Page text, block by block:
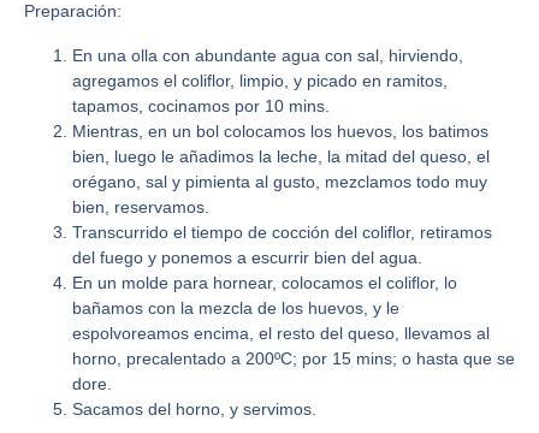
Preparación:
En una olla con abundante agua con sal, hirviendo,
agregamos el coliflor, limpio, y picado en ramitos,
tapamos, cocinamos por 10 mins.
Mientras, en un bol colocamos los huevos, los batimos
bien, luego le añadimos la leche, la mitad del queso, el
orégano, sal y pimienta al gusto, mezclamos todo muy
bien, reservamos.
Transcurrido el tiempo de cocción del coliflor, retiramos
del fuego y ponemos a escurrir bien del agua.
En un molde para hornear, colocamos el coliflor, lo
bañamos con la mezcla de los huevos, y le
espolvoreamos encima, el resto del queso, llevamos al
horno, precalentado a 200ºC; por 15 mins; o hasta que se
dore.
Sacamos del horno, y servimos.